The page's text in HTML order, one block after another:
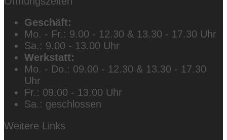
Geschäft:
Mo. - Fr.: 9.00 - 12.30 & 13.30 - 17.30 Uhr
Sa.: 9.00 - 13.00 Uhr
Werkstatt:
Mo. - Do.: 09.00 - 12.30 & 13.30 - 17.30
Uhr
Fr.: 09.00 - 13.00 Uhr
Sa.: geschlossen
Weitere Links